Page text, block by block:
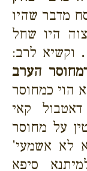
מדבר שהיו
היו שחל
וקשיא לרב:
הערב
הוי כמחוסר
דאטבול קאי
על מחוסר
לא אשמעי'
סיפא